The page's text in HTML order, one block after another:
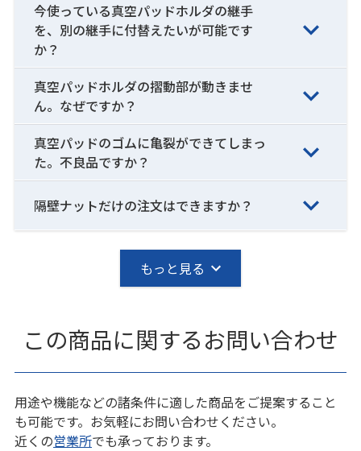
今使っている真空パッドホルダの継手
を、別の継手に付替えたいが可能です
か？
真空パッドホルダの摺動部が動きませ
ん。なぜですか？
真空パッドのゴムに亀裂ができてしまっ
た。不良品ですか？
隔壁ナットだけの注文はできますか？
もっと見る
この商品に関するお問い合わせ
用途や機能などの諸条件に適した商品をご提案すること
も可能です。お気軽にお問い合わせください。
近くの営業所でも承っております。